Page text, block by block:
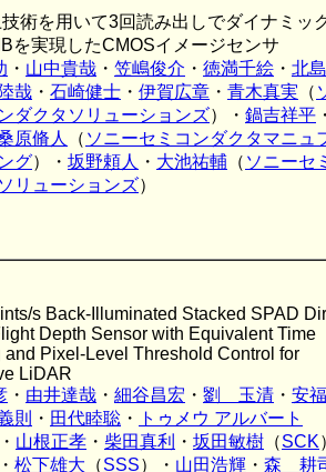
術を用いて3回読み出しでダイナミッ
を実現したCMOSイメージセンサ
・ 山中貴哉 ・ 笠嶋俊介 ・ 徳満千絵 ・ 北
哉 ・ 石崎健士 ・ 伊賀広章 ・ 青木真実 （
ダクタソリューションズ）・ 鍋吉祥平 ・
原脩人 （ ソニーセミコンダクタマニュ
グ）・ 坂野頼人 ・ 大池祐輔 （ ソニーセ
リューションズ）
s Back-Illuminated Stacked SPAD
Depth Sensor with Equivalent Time
and Pixel-Level Threshold Control for
LiDAR
・ 由井達哉 ・ 細谷昌宏 ・ 劉 玉清 ・ 安
則 ・ 田代睦聡 ・
トゥメウ アルバート
山根正孝 ・ 柴田真利 ・ 坂田敏樹 （SCK
・ 松下雄大 （SSS）・ 山田浩輝 ・ 森 耕